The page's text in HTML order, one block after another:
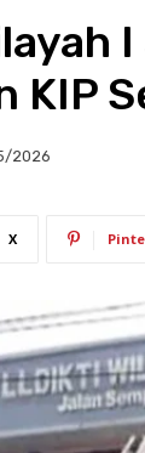
KIP
2026
X